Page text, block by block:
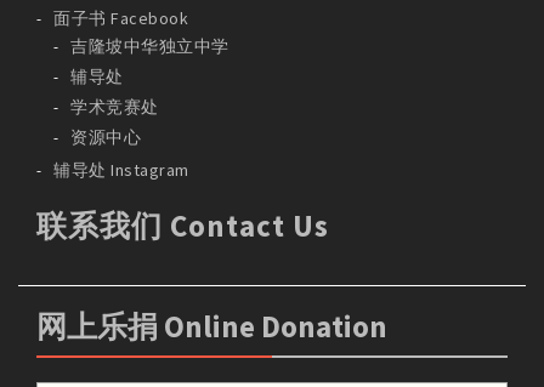
面子书 Facebook
吉隆坡中华独立中学
辅导处
学术竞赛处
资源中心
辅导处 Instagram
联系我们 Contact Us
网上乐捐 Online Donation